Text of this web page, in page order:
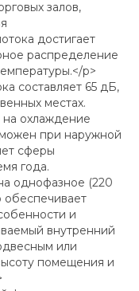
залов,
достигает
распределение
p>
составляет 65 дБ,
местах.
охлаждение
при наружной
сферы
года.
однофазное (220
обеспечивает
и
внутренний
или
помещения и